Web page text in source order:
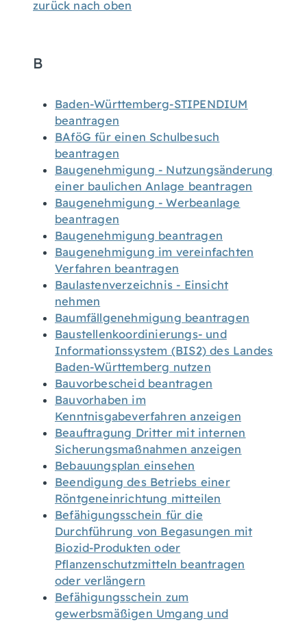
zurück nach oben
B
Baden-Württemberg-STIPENDIUM
beantragen
BAföG für einen Schulbesuch
beantragen
Baugenehmigung - Nutzungsänderung
einer baulichen Anlage beantragen
Baugenehmigung - Werbeanlage
beantragen
Baugenehmigung beantragen
Baugenehmigung im vereinfachten
Verfahren beantragen
Baulastenverzeichnis - Einsicht
nehmen
Baumfällgenehmigung beantragen
Baustellenkoordinierungs- und
Informationssystem (BIS2) des Landes
Baden-Württemberg nutzen
Bauvorbescheid beantragen
Bauvorhaben im
Kenntnisgabeverfahren anzeigen
Beauftragung Dritter mit internen
Sicherungsmaßnahmen anzeigen
Bebauungsplan einsehen
Beendigung des Betriebs einer
Röntgeneinrichtung mitteilen
Befähigungsschein für die
Durchführung von Begasungen mit
Biozid-Produkten oder
Pflanzenschutzmitteln beantragen
oder verlängern
Befähigungsschein zum
gewerbsmäßigen Umgang und